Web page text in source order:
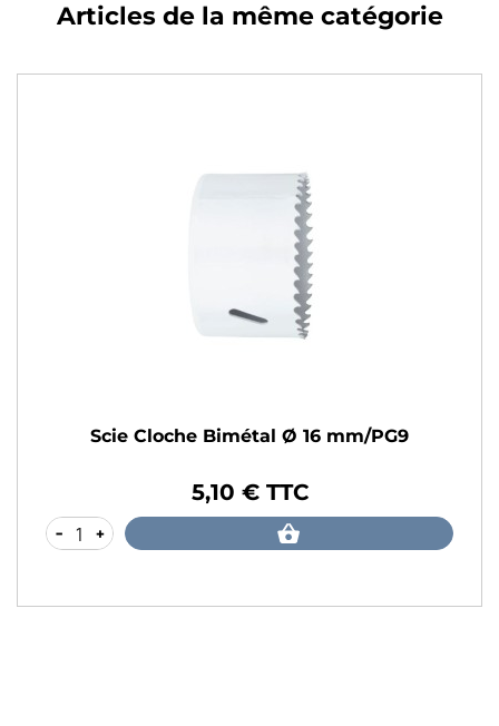
Articles de la même catégorie
Scie Cloche Bimétal Ø 16 mm/PG9
5,10 € TTC
- +